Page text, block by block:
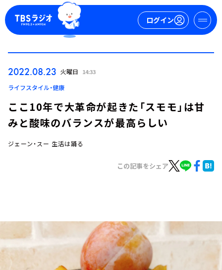
ログイン
ログイン
お知らせ
イベント・グッズ
YouTube
会社情報
2022.08.23 火曜日 14:33
ライフスタイル・健康
ここ10年で大革命が起きた「スモモ」は甘
みと酸味のバランスが最高らしい
ジェーン・スー 生活は踊る
この記事をシェア